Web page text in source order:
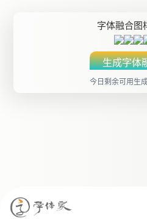
字体融合图
生成字体
今日剩余可用生